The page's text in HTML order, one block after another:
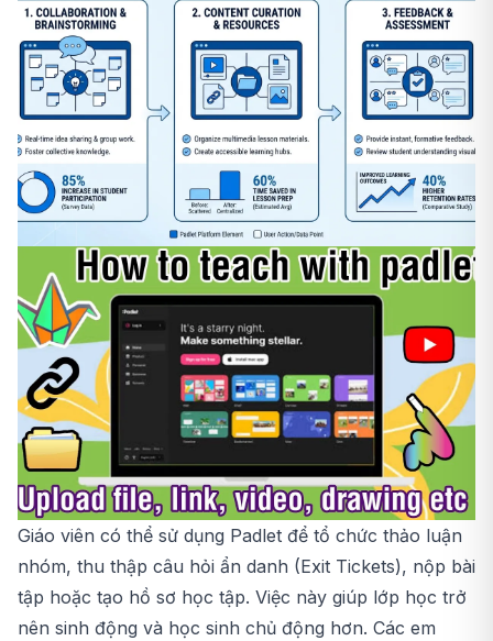
Giáo viên có thể sử dụng Padlet để tổ chức thảo luận
nhóm, thu thập câu hỏi ẩn danh (Exit Tickets), nộp bài
tập hoặc tạo hồ sơ học tập. Việc này giúp lớp học trở
nên sinh động và học sinh chủ động hơn. Các em